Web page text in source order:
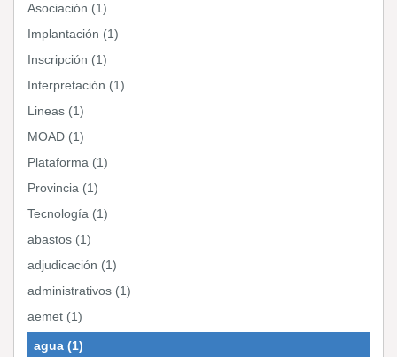
Asociación (1)
Implantación (1)
Inscripción (1)
Interpretación (1)
Lineas (1)
MOAD (1)
Plataforma (1)
Provincia (1)
Tecnología (1)
abastos (1)
adjudicación (1)
administrativos (1)
aemet (1)
agua (1)